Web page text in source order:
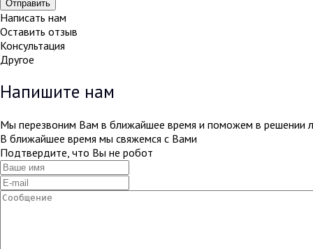
Написать нам
Оставить отзыв
Консультация
Другое
Напишите нам
Мы перезвоним Вам в ближайшее время и поможем в решении
В ближайшее время мы свяжемся с Вами
Подтвердите, что Вы не робот